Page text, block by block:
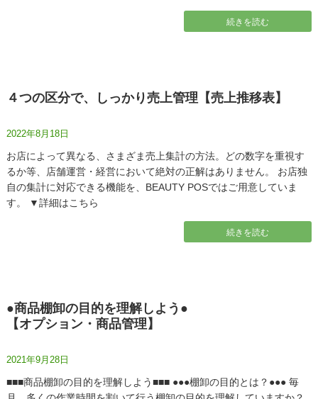
続きを読む
４つの区分で、しっかり売上管理【売上推移表】
2022年8月18日
お店によって異なる、さまざま売上集計の方法。どの数字を重視す
るか等、店舗運営・経営において絶対の正解はありません。 お店独
自の集計に対応できる機能を、BEAUTY POSではご用意していま
す。 ▼詳細はこちら
続きを読む
●商品棚卸の目的を理解しよう●
【オプション・商品管理】
2021年9月28日
■■■商品棚卸の目的を理解しよう■■■ ●●●棚卸の目的とは？●●● 毎